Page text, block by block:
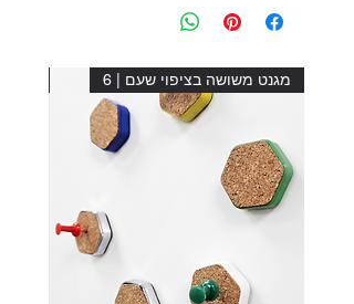
מגנט משושה בציפוי שעם | 6